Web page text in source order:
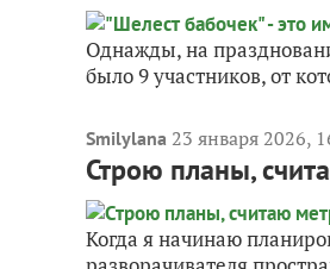
Однажды, на
было 9 участников, от
Smilylana 23 января 2026,
Строю планы,
Когда я начинаю